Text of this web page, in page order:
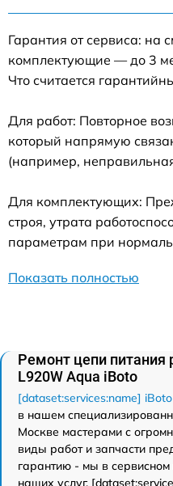
Гарантия от сервиса: на
комплектующие — до 3
Что считается
Для работ: Повторное
который напрямую
(например,
Для комплектующих:
строя, утрата
параметрам при
Показать полностью
Ремонт цепи питания
L920W Aqua iBoto
[dataset:services:name]
в нашем
Москве мастерами с
виды работ и запчасти
гарантию - мы в
наших услуг.